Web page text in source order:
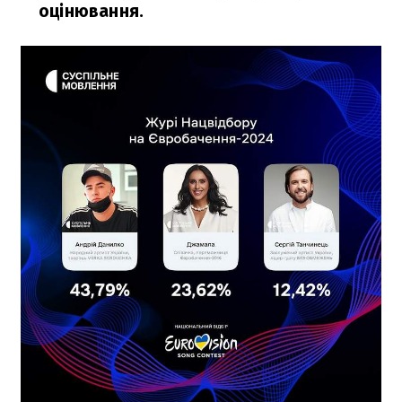
оцінювання.